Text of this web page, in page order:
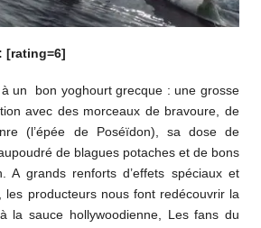
[rating=6]
à un bon yoghourt grecque : une grosse
avec des morceaux de bravoure, de
(l’épée de Poséïdon), sa dose de
de blagues potaches et de bons
A grands renforts d’effets spéciaux et
les producteurs nous font redécouvrir la
la sauce hollywoodienne, Les fans du